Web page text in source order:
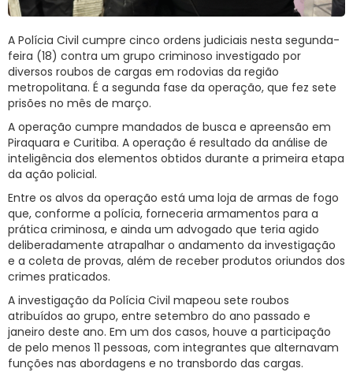
A Polícia Civil cumpre cinco ordens judiciais nesta segunda-
feira (18) contra um grupo criminoso investigado por
diversos roubos de cargas em rodovias da região
metropolitana. É a segunda fase da operação, que fez sete
prisões no mês de março.
A operação cumpre mandados de busca e apreensão em
Piraquara e Curitiba. A operação é resultado da análise de
inteligência dos elementos obtidos durante a primeira etapa
da ação policial.
Entre os alvos da operação está uma loja de armas de fogo
que, conforme a polícia, forneceria armamentos para a
prática criminosa, e ainda um advogado que teria agido
deliberadamente atrapalhar o andamento da investigação
e a coleta de provas, além de receber produtos oriundos dos
crimes praticados.
A investigação da Polícia Civil mapeou sete roubos
atribuídos ao grupo, entre setembro do ano passado e
janeiro deste ano. Em um dos casos, houve a participação
de pelo menos 11 pessoas, com integrantes que alternavam
funções nas abordagens e no transbordo das cargas.